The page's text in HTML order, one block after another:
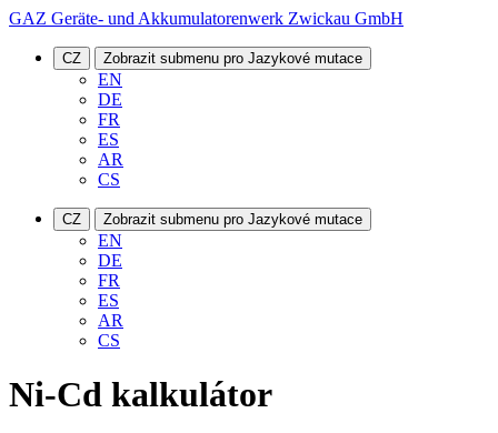
GAZ Geräte- und Akkumulatorenwerk Zwickau GmbH
CZ Zobrazit submenu pro Jazykové mutace
EN
DE
FR
ES
AR
CS
CZ Zobrazit submenu pro Jazykové mutace
EN
DE
FR
ES
AR
CS
Ni-Cd kalkulátor